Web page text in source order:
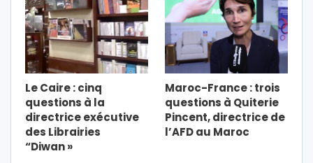
Le Caire : cinq
questions à la
directrice exécutive
des Librairies
“Diwan »
Maroc-France : trois
questions à Quiterie
Pincent, directrice de
l’AFD au Maroc